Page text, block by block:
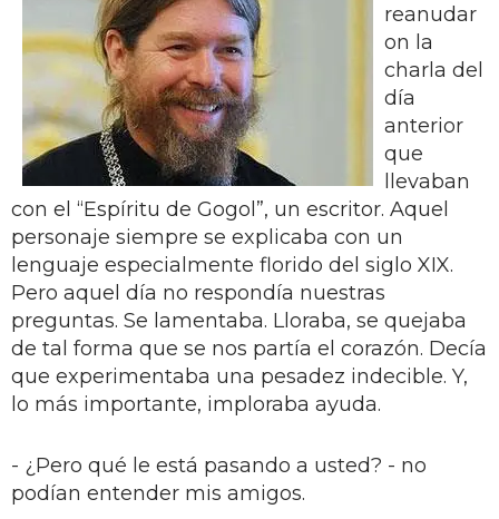
reanudar
on la
charla del
día
anterior
que
llevaban
con el “Espíritu de Gogol”, un escritor. Aquel
personaje siempre se explicaba con un
lenguaje especialmente florido del siglo XIX.
Pero aquel día no respondía nuestras
preguntas. Se lamentaba. Lloraba, se quejaba
de tal forma que se nos partía el corazón. Decía
que experimentaba una pesadez indecible. Y,
lo más importante, imploraba ayuda.
- ¿Pero qué le está pasando a usted? - no
podían entender mis amigos.